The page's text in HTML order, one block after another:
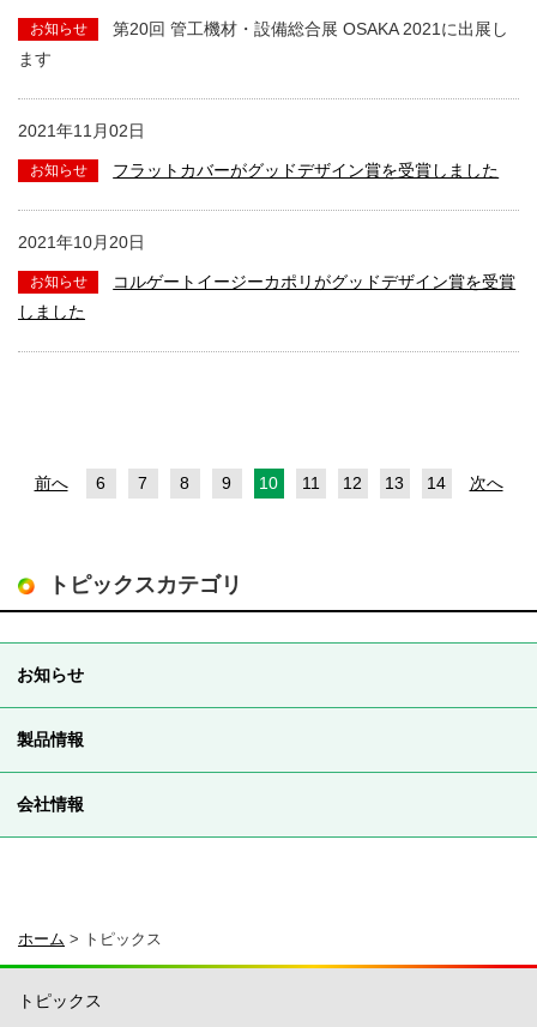
第20回 管工機材・設備総合展 OSAKA 2021に出展し
ます
2021年11月02日
フラットカバーがグッドデザイン賞を受賞しました
2021年10月20日
コルゲートイージーカポリがグッドデザイン賞を受賞
しました
前へ 6 7 8 9 10 11 12 13 14 次へ
トピックスカテゴリ
お知らせ
製品情報
会社情報
ホーム > トピックス
トピックス